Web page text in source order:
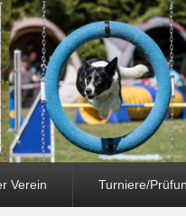
Verein Turniere/